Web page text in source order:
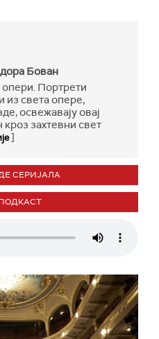
Бован
Портрети
из света оперe,
освежавају овај
захтевни свет
]
СЕРИЈАЛА